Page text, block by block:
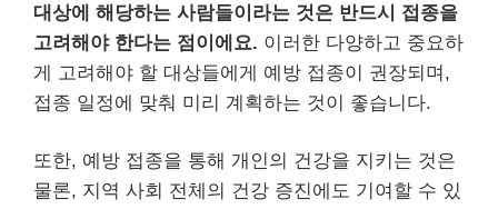
대상에 해당하는 사람들이라는 것은 반드시 접종을
고려해야 한다는 점이에요. 이러한 다양하고 중요하
게 고려해야 할 대상들에게 예방 접종이 권장되며,
접종 일정에 맞춰 미리 계획하는 것이 좋습니다.
또한, 예방 접종을 통해 개인의 건강을 지키는 것은
물론, 지역 사회 전체의 건강 증진에도 기여할 수 있